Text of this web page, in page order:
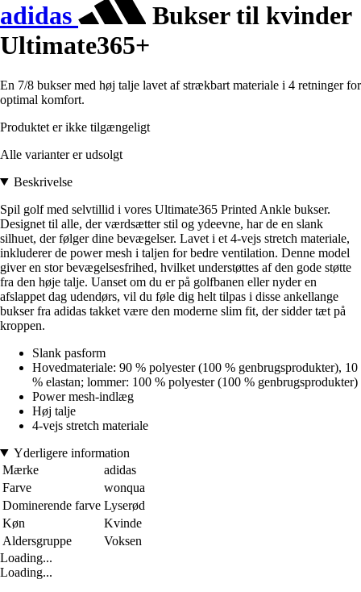
adidas
Bukser til kvinder
Ultimate365+
En 7/8 bukser med høj talje lavet af strækbart materiale i 4 retninger for
optimal komfort.
Produktet er ikke tilgængeligt
Alle varianter er udsolgt
Beskrivelse
Spil golf med selvtillid i vores Ultimate365 Printed Ankle bukser.
Designet til alle, der værdsætter stil og ydeevne, har de en slank
silhuet, der følger dine bevægelser. Lavet i et 4-vejs stretch materiale,
inkluderer de power mesh i taljen for bedre ventilation. Denne model
giver en stor bevægelsesfrihed, hvilket understøttes af den gode støtte
fra den høje talje. Uanset om du er på golfbanen eller nyder en
afslappet dag udendørs, vil du føle dig helt tilpas i disse ankellange
bukser fra adidas takket være den moderne slim fit, der sidder tæt på
kroppen.
Slank pasform
Hovedmateriale: 90 % polyester (100 % genbrugsprodukter), 10
% elastan; lommer: 100 % polyester (100 % genbrugsprodukter)
Power mesh-indlæg
Høj talje
4-vejs stretch materiale
Yderligere information
Mærke
adidas
Farve
wonqua
Dominerende farve Lyserød
Køn
Kvinde
Aldersgruppe
Voksen
Loading...
Loading...